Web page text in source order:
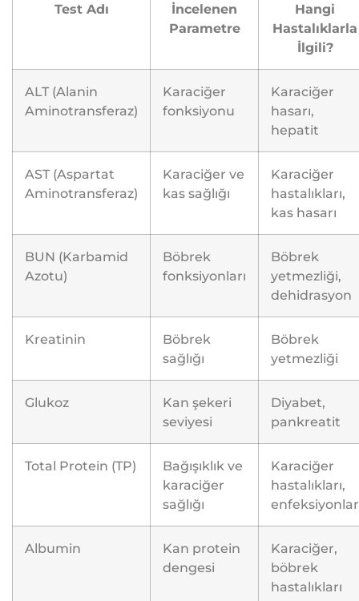
Test Adı
İncelenen
Parametre
Hangi
Hastalıklarla
İlgili?
ALT (Alanin
Aminotransferaz)
Karaciğer
fonksiyonu
Karaciğer
hasarı,
hepatit
AST (Aspartat
Aminotransferaz)
Karaciğer ve
kas sağlığı
Karaciğer
hastalıkları,
kas hasarı
BUN (Karbamid
Azotu)
Böbrek
fonksiyonları
Böbrek
yetmezliği,
dehidrasyon
Kreatinin
Böbrek
sağlığı
Böbrek
yetmezliği
Glukoz
Kan şekeri
seviyesi
Diyabet,
pankreatit
Total Protein (TP)
Bağışıklık ve
karaciğer
sağlığı
Karaciğer
hastalıkları,
enfeksiyonlar
Albumin
Kan protein
dengesi
Karaciğer,
böbrek
hastalıkları